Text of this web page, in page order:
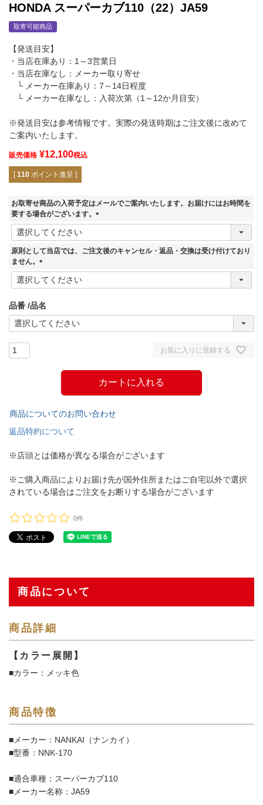
HONDA スーパーカブ110（22）JA59
取寄可能商品
【発送目安】
・当店在庫あり：1～3営業日
・当店在庫なし：メーカー取り寄せ
└ メーカー在庫あり：7～14日程度
└ メーカー在庫なし：入荷次第（1～12か月目安）
※発送目安は参考情報です。実際の発送時期はご注文後に改めて
ご案内いたします。
販売価格 ¥12,100税込
[ 110 ポイント進呈 ]
お取寄せ商品の入荷予定はメールでご案内いたします。お届けにはお時間を
要する場合がございます。
(
須
原則として当店では、ご注文後のキャンセル・返品・交換は受け付けており
ません。
(
必
)
品番 品名
お気に入りに登録する
カートに入れる
商品についてのお問い合わせ
返品特約について
※店頭とは価格が異なる場合がございます
※ご購入商品によりお届け先が国外住所またはご自宅以外で選択
されている場合はご注文をお断りする場合がございます
0件
商品について
商品詳細
【カラー展開】
■カラー：メッキ色
商品特徴
■メーカー：NANKAI（ナンカイ）
■型番：NNK-170
■適合車種：スーパーカブ110
■メーカー名称：JA59